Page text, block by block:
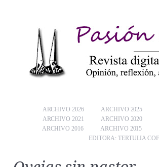
ARCHIVO 2026
ARCHIVO 2025
ARCHIVO 2021
ARCHIVO 2020
ARCHIVO 2016
ARCHIVO 2015
EDITORA: TERTULIA